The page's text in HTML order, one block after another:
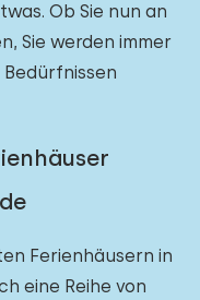
Ob Sie nun an
Sie werden immer
Ferienhäusern in
eine Reihe von